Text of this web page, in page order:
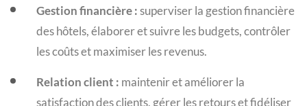
Gestion financière :superviser la gestion financière
des hôtels, élaborer et suivre les budgets, contrôler
les coûts et maximiser les revenus.
Relation client : maintenir et améliorer la
satisfaction des clients, gérer les retours et fidéliser